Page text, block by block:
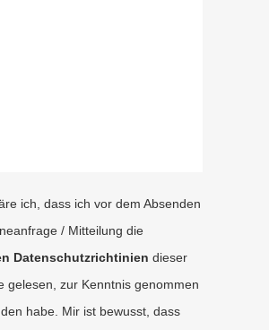
ich, dass ich vor dem Absenden
/ Mitteilung die
Datenschutzrichtinien dieser
gelesen, zur Kenntnis genommen
habe. Mir ist bewusst, dass